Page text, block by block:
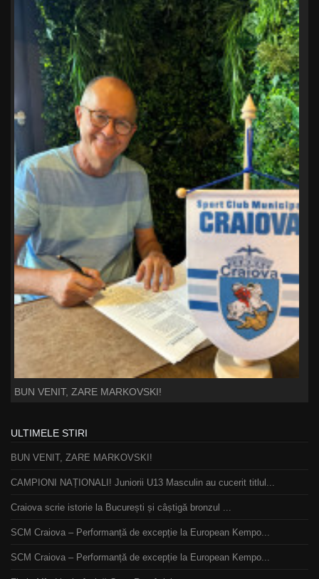
BUN VENIT, ZARE MARKOVSKI!
ULTIMELE STIRI
BUN VENIT, ZARE MARKOVSKI!
CAMPIONI NAȚIONALI! Juniorii U13 Masculin au cucerit titlul...
Craiova scrie istorie la București și câștigă bronzul ...
SCM Craiova – Performanță de excepție la European Kempo...
SCM Craiova – Performanță de excepție la European Kempo...